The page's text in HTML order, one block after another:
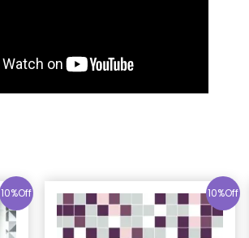
10%Off 10%Off